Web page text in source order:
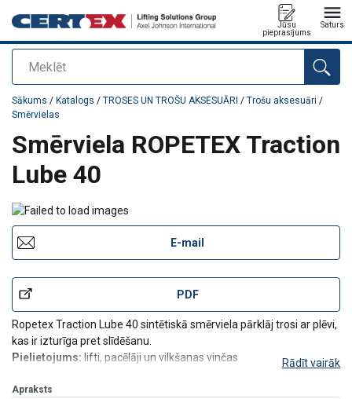
Meklēt
Jūsu
pieprasījums
Saturs
Pievienots jūsu pasūtījumam
Sākums / Katalogs / TROSES UN TROŠU AKSESUĀRI / Trošu aksesuāri /
Smērvielas
Smērviela ROPETEX Traction
Lube 40
E-mail
PDF
Ropetex Traction Lube 40 sintētiskā smērviela pārklāj trosi ar plēvi,
kas ir izturīga pret slīdēšanu.
Pielietojums: lifti, pacēlāji un vilkšanas vinčas
Minimālā lietošanas temperatūra:
Rādīt vairāk
Apraksts